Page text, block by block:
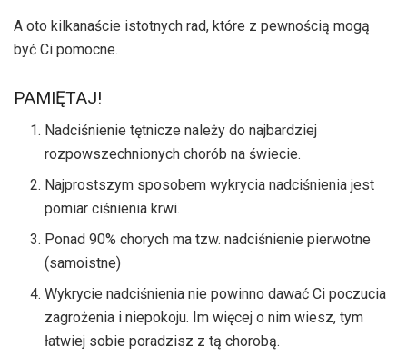
A oto kilkanaście istotnych rad, które z pewnością mogą
być Ci pomocne.
PAMIĘTAJ!
Nadciśnienie tętnicze należy do najbardziej
rozpowszechnionych chorób na świecie.
Najprostszym sposobem wykrycia nadciśnienia jest
pomiar ciśnienia krwi.
Ponad 90% chorych ma tzw. nadciśnienie pierwotne
(samoistne)
Wykrycie nadciśnienia nie powinno dawać Ci poczucia
zagrożenia i niepokoju. Im więcej o nim wiesz, tym
łatwiej sobie poradzisz z tą chorobą.